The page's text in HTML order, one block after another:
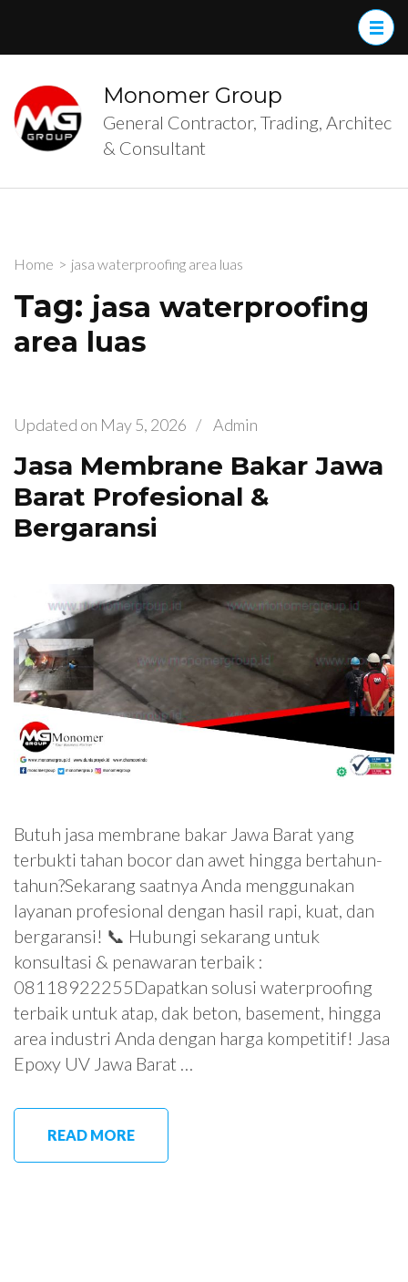
(Press
Enter)
Monomer Group
General Contractor, Trading, Architec
& Consultant
Home > jasa waterproofing area luas
Tag: jasa waterproofing
area luas
Updated on May 5, 2026 / Admin
Jasa Membrane Bakar Jawa
Barat Profesional &
Bergaransi
Butuh jasa membrane bakar Jawa Barat yang
terbukti tahan bocor dan awet hingga bertahun-
tahun?Sekarang saatnya Anda menggunakan
layanan profesional dengan hasil rapi, kuat, dan
bergaransi! 📞 Hubungi sekarang untuk
konsultasi & penawaran terbaik :
08118922255Dapatkan solusi waterproofing
terbaik untuk atap, dak beton, basement, hingga
area industri Anda dengan harga kompetitif! Jasa
Epoxy UV Jawa Barat …
READ MORE